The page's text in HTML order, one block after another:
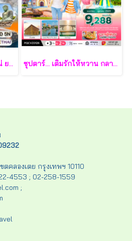
ทัวร์ญี่ปุ่น โตเกียว นากาโน่ ยามานาชิ 7 วัน - TG ซุปตาร์... เติมรักให้หวาน กลางเกาะฟูก๊วก 3 วัน 2 คืน - VZ
คลองเตย กรุงเทพฯ 10110
4553 ; 02-258-1559
;